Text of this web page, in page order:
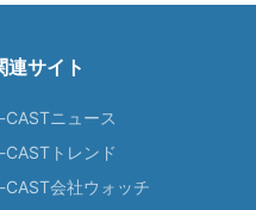
連サイト
ニュース
トレンド
CAST会社ウォッチ